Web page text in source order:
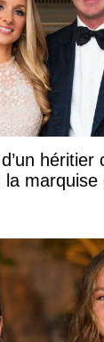
héritier
la